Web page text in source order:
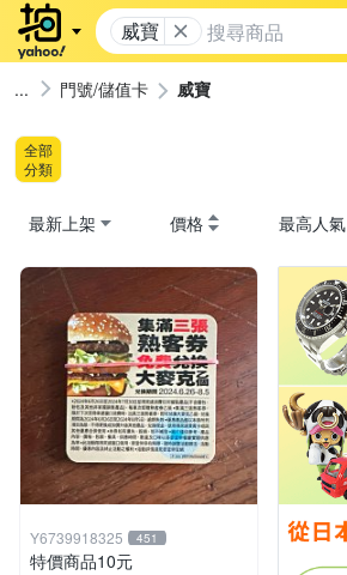
威寶
門號/儲值卡 威寶
全部
分類
最新上架 價格 最高人氣
Y6739918325 451
特價商品10元